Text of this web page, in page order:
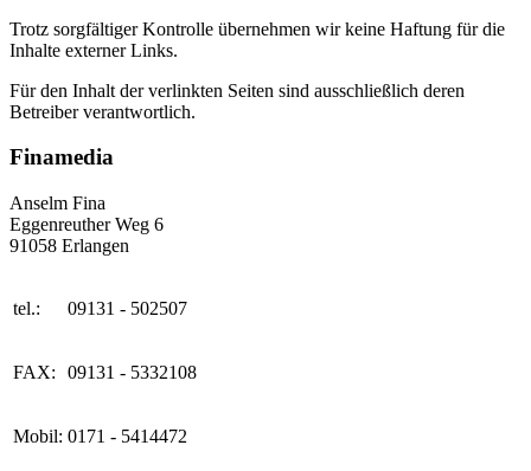
Trotz sorgfältiger Kontrolle übernehmen wir keine Haftung für die
Inhalte externer Links.
Für den Inhalt der verlinkten Seiten sind ausschließlich deren
Betreiber verantwortlich.
Finamedia
Anselm Fina
Eggenreuther Weg 6
91058 Erlangen
tel.: 09131 - 502507
FAX: 09131 - 5332108
Mobil: 0171 - 5414472